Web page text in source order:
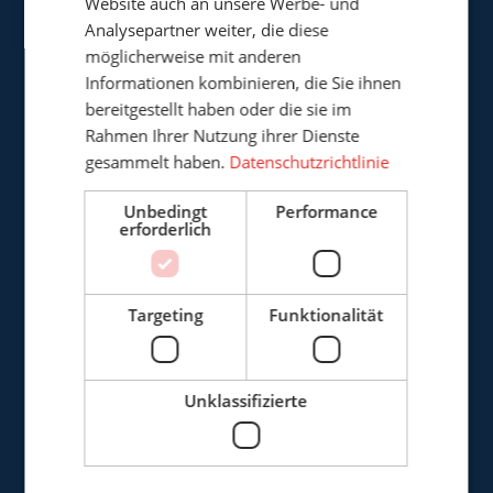
Cepro Deutschland GmbH
Germaniastrasse 28
D-44379 Dortmund
Deutschland
+49 (0)3222 - 1092 081
info@cepro.de
+49 (0)3222 - 1092 081
anfrage@cepro.eu
Analysepartner weiter, die diese
möglicherweise mit anderen
Informationen kombinieren, die Sie ihnen
bereitgestellt haben oder die sie im
Rahmen Ihrer Nutzung ihrer Dienste
gesammelt haben. Datenschutzrichtlinie
Unbedingt
erforderlich
Performance
Targeting Funktionalität
Unklassifizierte